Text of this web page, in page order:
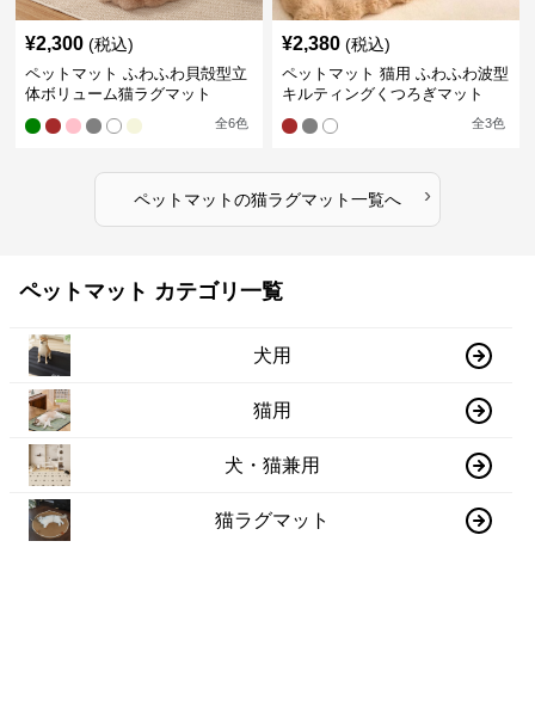
¥2,300 (税込)
ペットマット ふわふわ貝殻型立
体ボリューム猫ラグマット
全6色
¥2,380 (税込)
ペットマット 猫用 ふわふわ波型
キルティングくつろぎマット
全3色
ペットマットの猫ラグマット一覧へ ›
ペットマット カテゴリ一覧
犬用
猫用
犬・猫兼用
猫ラグマット